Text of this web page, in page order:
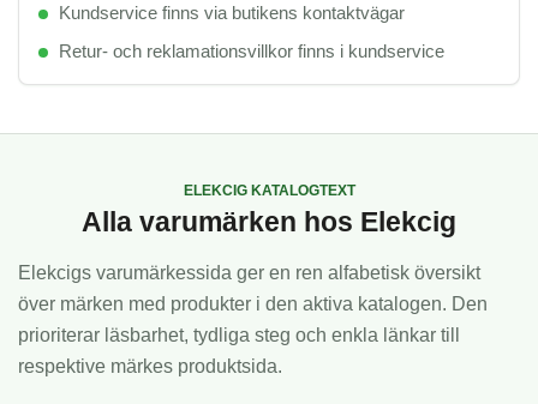
Kundservice finns via butikens kontaktvägar
Retur- och reklamationsvillkor finns i kundservice
ELEKCIG KATALOGTEXT
Alla varumärken hos Elekcig
Elekcigs varumärkessida ger en ren alfabetisk översikt
över märken med produkter i den aktiva katalogen. Den
prioriterar läsbarhet, tydliga steg och enkla länkar till
respektive märkes produktsida.